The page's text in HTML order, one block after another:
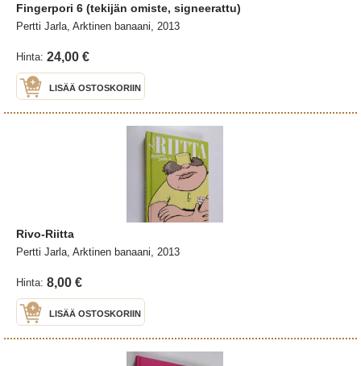
Fingerpori 6 (tekijän omiste, signeerattu)
Pertti Jarla, Arktinen banaani, 2013
Hinta: 24,00 €
LISÄÄ OSTOSKORIIN
Rivo-Riitta
Pertti Jarla, Arktinen banaani, 2013
Hinta: 8,00 €
LISÄÄ OSTOSKORIIN